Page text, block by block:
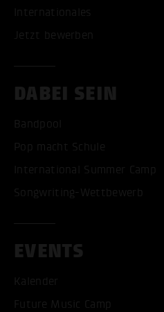
Internationales
Jetzt bewerben
DABEI SEIN
Bandpool
Pop macht Schule
International Summer Camp
Songwriting-Wettbewerb
EVENTS
Kalender
Future Music Camp